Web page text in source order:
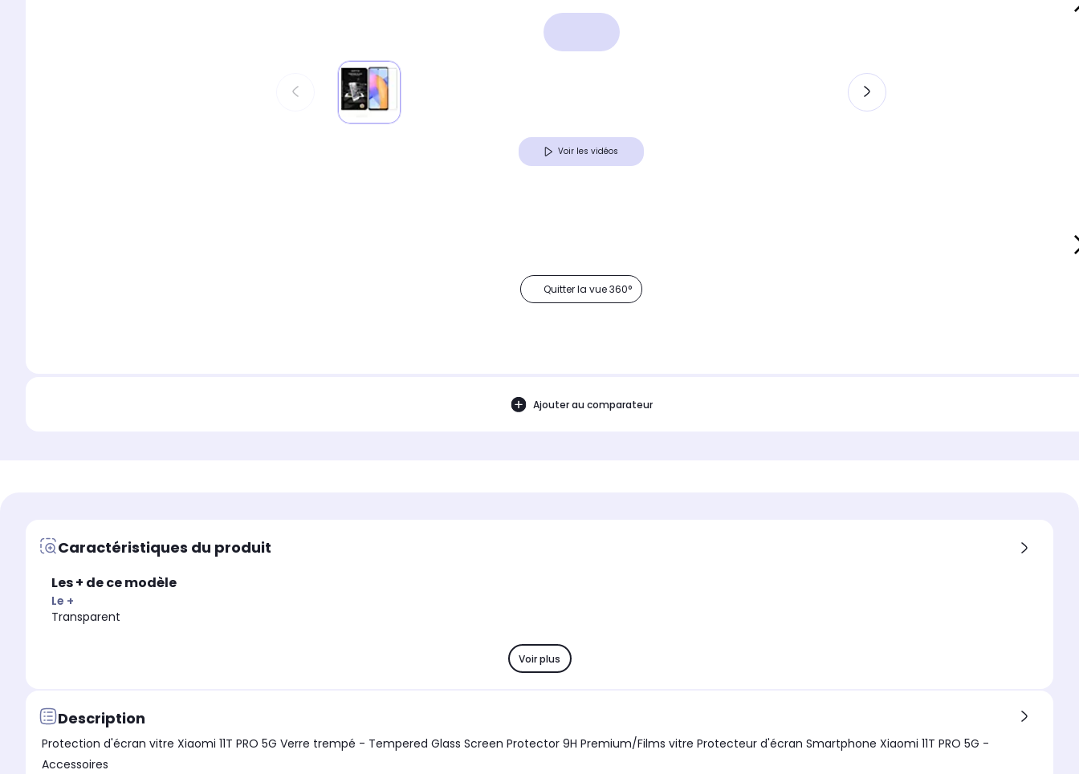
Voir les vidéos
Quitter la vue 360°
Ajouter au comparateur
Caractéristiques du produit
Les + de ce modèle
Le +
Transparent
Voir plus
Description
Protection d'écran vitre Xiaomi 11T PRO 5G Verre trempé - Tempered Glass Screen Protector 9H Premium/Films vitre Protecteur d'écran Smartphone Xiaomi 11T PRO 5G -
Accessoires